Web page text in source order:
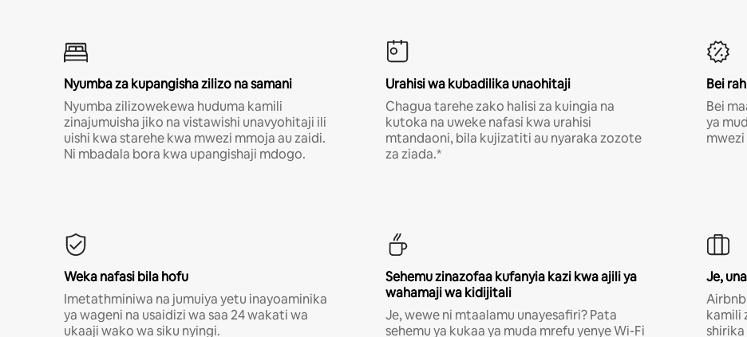
Nyumba za kupangisha zilizo na samani
Nyumba zilizowekewa huduma kamili
zinajumuisha jiko na vistawishi unavyohitaji ili
uishi kwa starehe kwa mwezi mmoja au zaidi.
Ni mbadala bora kwa upangishaji mdogo.
Urahisi wa kubadilika unaohitaji
Chagua tarehe zako halisi za kuingia na
kutoka na uweke nafasi kwa urahisi
mtandaoni, bila kujizatiti au nyaraka zozote
za ziada.*
Bei
Bei
ya
Weka nafasi bila hofu
Imetathminiwa na jumuiya yetu inayoaminika
ya wageni na usaidizi wa saa 24 wakati wa
ukaaji wako wa siku nyingi.
Sehemu zinazofaa kufanyia kazi kwa ajili ya
wahamaji wa kidijitali
Je, wewe ni mtaalamu unayesafiri? Pata
sehemu ya kukaa ya muda mrefu yenye Wi-Fi
Je,
kamili